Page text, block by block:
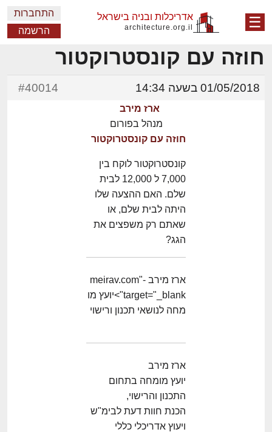
☰ אדריכלות ובניה בישראל
architecture.org.il
התחברות
הרשמה
חוזה עם קונסטרוקטור
01/05/2018 בשעה 14:34 #40014
ארז מירב
מנהל בפורום
חוזה עם קונסטרוקטור
קונסטרוקטור לוקח בין
7,000 ל 12,000 לבית
שלם. האם ההצעה שלו
היתה לבית שלם, או
שאתם רק משפצים את
הגג?
ארז מירב -meirav.com"
target="_blank">יועץ מו
מחה לנושאי תכנון ורישוי
ארז מירב
יועץ מומחה בתחום
התכנון והרישוי,
הכנת חוות דעת לבימ"ש
ויעוץ אדריכלי כללי